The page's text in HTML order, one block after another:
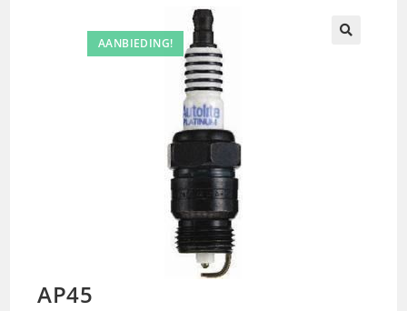
AANBIEDING!
AP45